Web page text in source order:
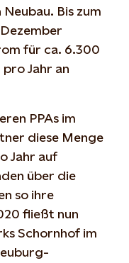
Bis zum
für ca. 6.300
Jahr an
PPAs im
diese Menge
Jahr auf
über die
so ihre
fließt nun
Schornhof im